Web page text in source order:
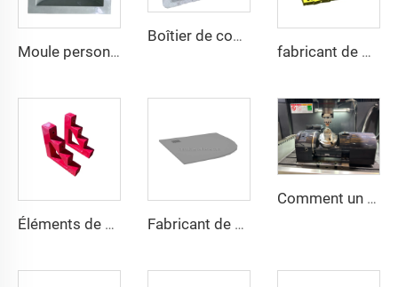
Moule personnalisé pour bac à laver intégré en SMC avec plateau à laver
Boîtier de compteur extérieur boîte de distribution en plastique moule coque en plastique composite compression moule taizhou
fabricant de moules de gilets pare-balles militaires
Éléments de matériaux d'isolation série CT/CJ, supports de barre omnibus zéro, isolateurs d'escalier, supports de barre omnibus trapézoïdaux pour systèmes électriques Fabricant de Taizhou, plateau de douche anti-dérapant durable, outil de moule de base de plateau de douche OEM
Comment un moule est-il en train de traiter